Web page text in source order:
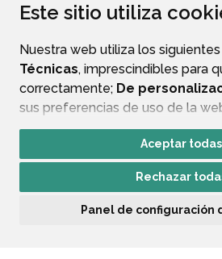
Este sitio utiliza
Nuestra web utiliza los
Técnicas, imprescindibles para
correctamente; De
sus preferencias de uso de la
mejorar el funcionamiento de la
Si acepta pulsando el botón
consideramos que acepta su
ninguna acción, se guardarán las
Aceptar todas
Rechazar
Panel de configuración